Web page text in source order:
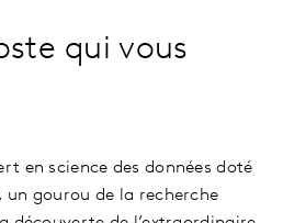
qui vous
en science des données doté
un gourou de la recherche